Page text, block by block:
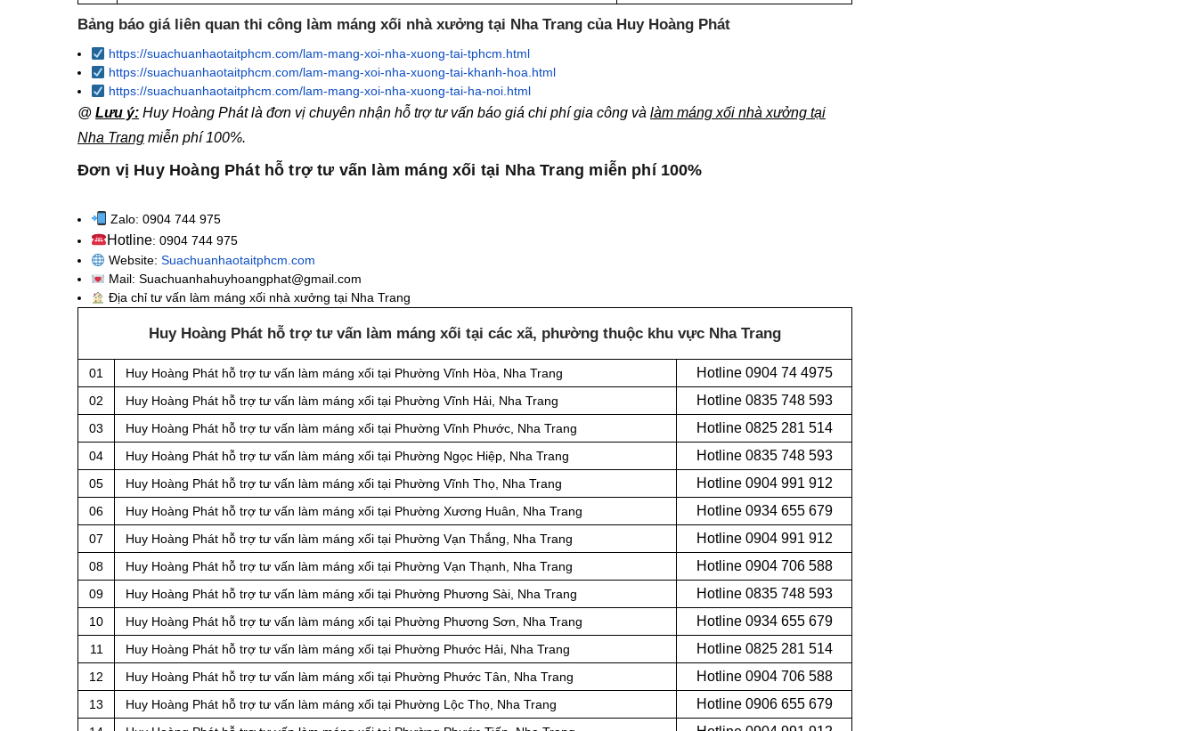
Bảng báo giá liên quan thi công làm máng xối nhà xưởng tại Nha Trang của Huy Hoàng Phát
https://suachuanhaotaitphcm.com/lam-mang-xoi-nha-xuong-tai-tphcm.html
https://suachuanhaotaitphcm.com/lam-mang-xoi-nha-xuong-tai-khanh-hoa.html
https://suachuanhaotaitphcm.com/lam-mang-xoi-nha-xuong-tai-ha-noi.html
@ Lưu ý: Huy Hoàng Phát là đơn vị chuyên nhận hỗ trợ tư vấn báo giá chi phí gia công và làm máng xối nhà xưởng tại
Nha Trang miễn phí 100%.
Đơn vị Huy Hoàng Phát hỗ trợ tư vấn làm máng xối tại Nha Trang miễn phí 100%
Zalo: 0904 744 975
Hotline: 0904 744 975
Website: Suachuanhaotaitphcm.com
Mail: Suachuanhahuyhoangphat@gmail.com
Địa chỉ tư vấn làm máng xối nhà xưởng tại Nha Trang
Huy Hoàng Phát hỗ trợ tư vấn làm máng xối tại các xã, phường thuộc khu vực Nha Trang
01 Huy Hoàng Phát hỗ trợ tư vấn làm máng xối tại Phường Vĩnh Hòa, Nha Trang Hotline 0904 74 4975
02 Huy Hoàng Phát hỗ trợ tư vấn làm máng xối tại Phường Vĩnh Hải, Nha Trang Hotline 0835 748 593
03 Huy Hoàng Phát hỗ trợ tư vấn làm máng xối tại Phường Vĩnh Phước, Nha Trang Hotline 0825 281 514
04 Huy Hoàng Phát hỗ trợ tư vấn làm máng xối tại Phường Ngọc Hiệp, Nha Trang Hotline 0835 748 593
05 Huy Hoàng Phát hỗ trợ tư vấn làm máng xối tại Phường Vĩnh Thọ, Nha Trang Hotline 0904 991 912
06 Huy Hoàng Phát hỗ trợ tư vấn làm máng xối tại Phường Xương Huân, Nha Trang Hotline 0934 655 679
07 Huy Hoàng Phát hỗ trợ tư vấn làm máng xối tại Phường Vạn Thắng, Nha Trang Hotline 0904 991 912
08 Huy Hoàng Phát hỗ trợ tư vấn làm máng xối tại Phường Vạn Thạnh, Nha Trang Hotline 0904 706 588
09 Huy Hoàng Phát hỗ trợ tư vấn làm máng xối tại Phường Phương Sài, Nha Trang Hotline 0835 748 593
10 Huy Hoàng Phát hỗ trợ tư vấn làm máng xối tại Phường Phương Sơn, Nha Trang Hotline 0934 655 679
11 Huy Hoàng Phát hỗ trợ tư vấn làm máng xối tại Phường Phước Hải, Nha Trang Hotline 0825 281 514
12 Huy Hoàng Phát hỗ trợ tư vấn làm máng xối tại Phường Phước Tân, Nha Trang Hotline 0904 706 588
13 Huy Hoàng Phát hỗ trợ tư vấn làm máng xối tại Phường Lộc Thọ, Nha Trang Hotline 0906 655 679